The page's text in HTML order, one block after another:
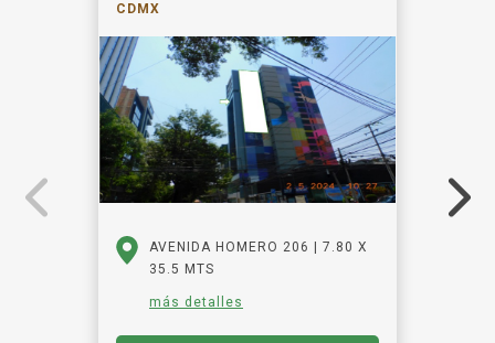
CDMX
AVENIDA HOMERO 206 | 7.80 X
35.5 MTS
más detalles